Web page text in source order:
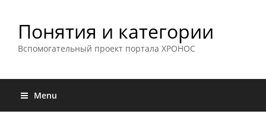
Понятия и категории
Вспомогательный проект портала ХРОНОС
Menu